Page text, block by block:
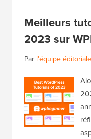
Meilleurs
2023 sur
Par l'équipe éditoriale